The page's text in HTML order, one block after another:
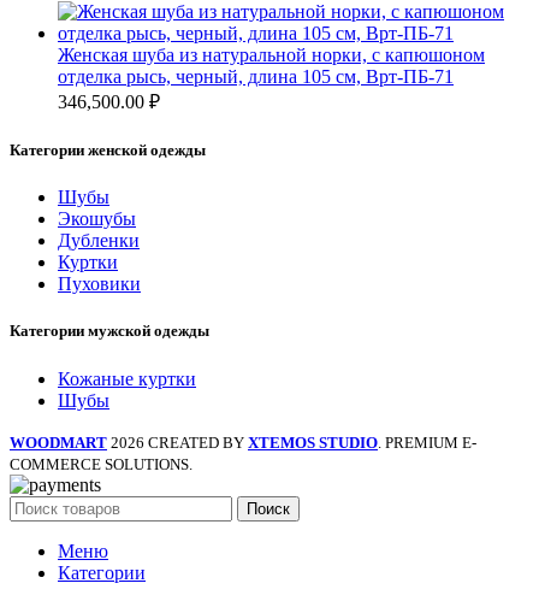
Женская шуба из натуральной норки, с капюшоном
отделка рысь, черный, длина 105 см, Врт-ПБ-71
346,500.00 ₽
Категории женской одежды
Шубы
Экошубы
Дубленки
Куртки
Пуховики
Категории мужской одежды
Кожаные куртки
Шубы
WOODMART 2026 CREATED BY XTEMOS STUDIO . PREMIUM E-
COMMERCE SOLUTIONS.
Поиск
Меню
Категории